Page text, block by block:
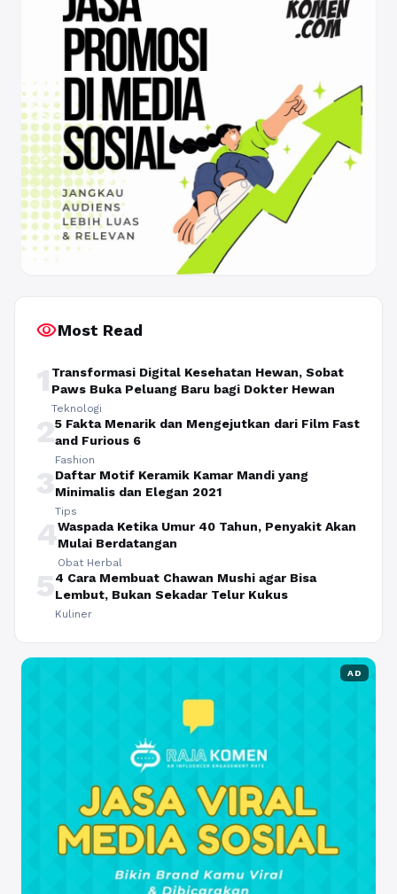
visibilityMost Read
1 Transformasi Digital Kesehatan Hewan, Sobat
Paws Buka Peluang Baru bagi Dokter Hewan
Teknologi
25 Fakta Menarik dan Mengejutkan dari Film Fast
and Furious 6
Fashion
3Daftar Motif Keramik Kamar Mandi yang
Minimalis dan Elegan 2021
Tips
4Waspada Ketika Umur 40 Tahun, Penyakit Akan
Mulai Berdatangan
Obat Herbal
54 Cara Membuat Chawan Mushi agar Bisa
Lembut, Bukan Sekadar Telur Kukus
Kuliner
AD